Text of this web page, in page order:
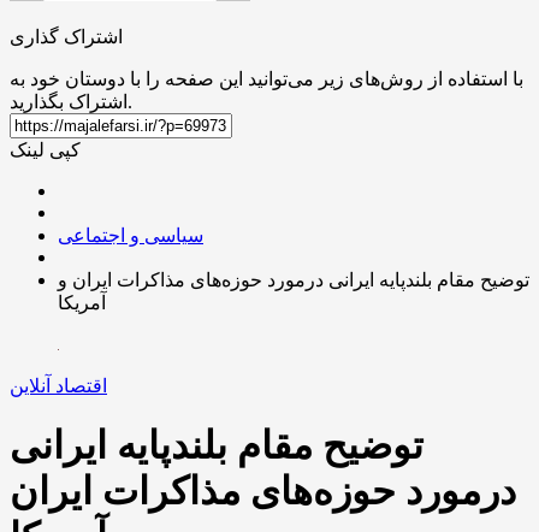
اشتراک گذاری
با استفاده از روش‌های زیر می‌توانید این صفحه را با دوستان خود به
اشتراک بگذارید.
کپی لینک
سیاسی و اجتماعی
توضیح مقام بلندپایه ایرانی درمورد حوزه‌های مذاکرات ایران و
آمریکا
اقتصاد آنلاین
توضیح مقام بلندپایه ایرانی
درمورد حوزه‌های مذاکرات ایران